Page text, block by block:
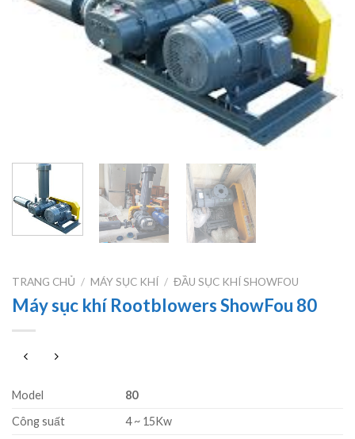
TRANG CHỦ / MÁY SỤC KHÍ / ĐẦU SỤC KHÍ SHOWFOU
Máy sục khí Rootblowers ShowFou 80
Model
80
Công suất
4 ~ 15Kw